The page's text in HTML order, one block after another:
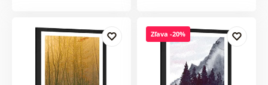
Zľava -20%